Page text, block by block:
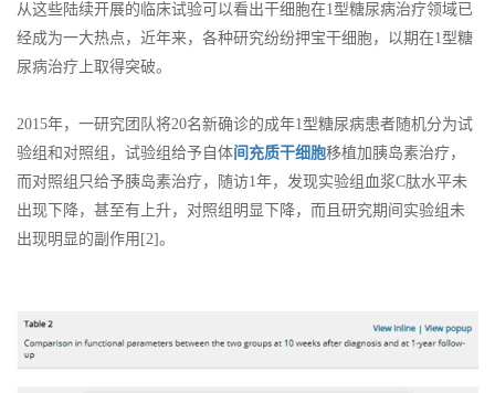
从这些陆续开展的临床试验可以看出干细胞在1型糖尿病治疗领域已
经成为一大热点，近年来，各种研究纷纷押宝干细胞，以期在1型糖
尿病治疗上取得突破。
2015年，一研究团队将20名新确诊的成年1型糖尿病患者随机分为试
验组和对照组，试验组给予自体间充质干细胞移植加胰岛素治疗，
而对照组只给予胰岛素治疗，随访1年，发现实验组血浆C肽水平未
出现下降，甚至有上升，对照组明显下降，而且研究期间实验组未
出现明显的副作用[2]。